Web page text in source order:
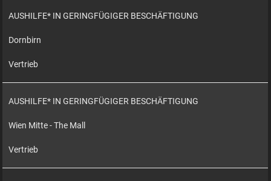
AUSHILFE* IN GERINGFÜGIGER BESCHÄFTIGUNG
Dornbirn
Vertrieb
AUSHILFE* IN GERINGFÜGIGER BESCHÄFTIGUNG
Wien Mitte - The Mall
Vertrieb